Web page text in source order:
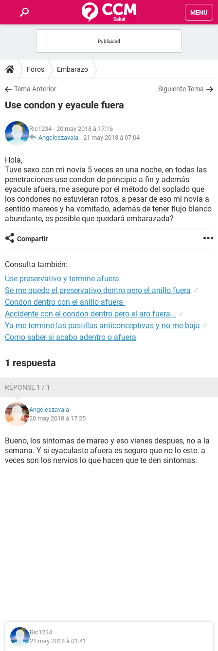
MENU
FORUMS
SALUD
NUTRICIÓN
BIENESTAR
SEXUALIDAD
GLOSARIO
Foros Embarazo
Tema Anterior Siguiente Tema
Use condon y eyacule fuera
Ric1234 - 20 may 2018 à 17:16
Angeleszavala - 21 may 2018 à 07:04
Hola,
Tuve sexo con mi novia 5 veces en una noche, en todas las
penetraciones use condon de principio a fin y además
eyacule afuera, me asegure por el método del soplado que
los condones no estuvieran rotos, a pesar de eso mi novia a
sentido mareos y ha vomitado, además de tener flujo blanco
abundante, es posible que quedará embarazada?
Compartir
Consulta también:
Use preservativo y termine afuera
Se me quedo el preservativo dentro pero el anillo fuera ✓
Condon dentro con el anillo afuera
Accidente con el condon dentro pero el aro fuera... ✓
Ya me termine las pastillas anticonceptivas y no me baja ✓
Como saber si acabo adentro o afuera
1 respuesta
RÉPONSE 1 / 1
Angeleszavala
20 may 2018 à 17:25
Bueno, los sintomas de mareo y eso vienes despues, no a la
semana. Y si eyaculaste afuera es seguro que no lo este. a
veces son los nervios lo que hacen que te den sintomas.
Ric1234
21 may 2018 à 01:41